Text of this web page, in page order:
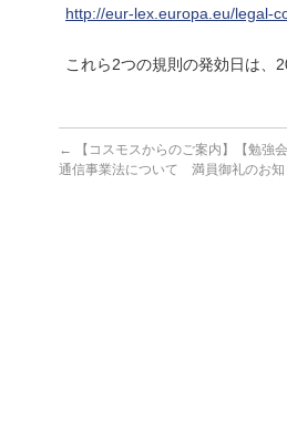
http://eur-lex.europa.eu/legal-
これら2つの規則の発効日は、
←
【コスモスからのご案内】【勉強
通信事業法について 満員御礼のお知